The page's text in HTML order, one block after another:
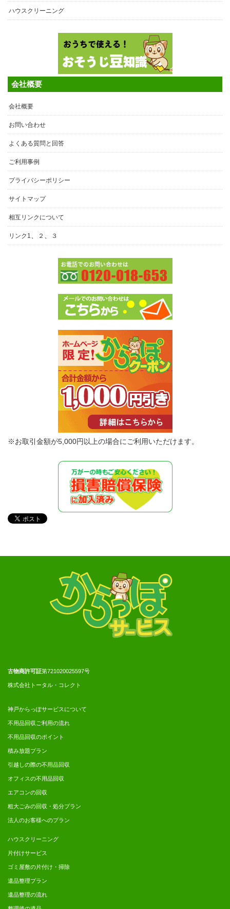
ハウスクリーニング
会社概要
会社概要
お問い合わせ
よくある質問と回答
ご利用事例
プライバシーポリシー
サイトマップ
相互リンクについて
リンク1 ２ ３
※お取引金額が5,000円以上の場合にご利用いただけます。
古物商許可証第721020025597号
株式会社トータル・コレクト
神戸からっぽサービスについて
不用品回収ご利用の流れ
不用品回収のポイント
積み放題プラン
引越しの際の不用品回収
オフィスの不用品回収
エアコンの回収
粗大ごみの回収・処分プラン
法人のお客様へのプラン
ハウスクリーニング
片付けサービス
ゴミ屋敷の片付け・掃除
遺品整理プラン
遺品整理の流れ